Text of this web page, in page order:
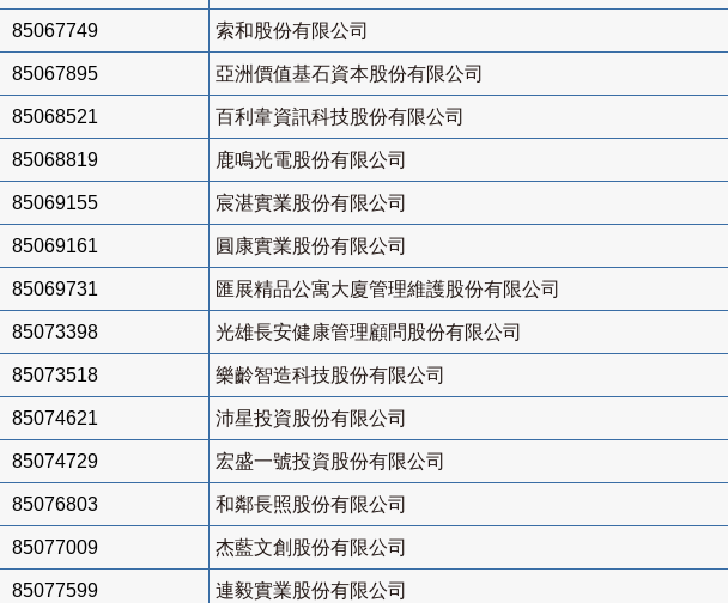
85067749 索和股份有限公司
85067895 亞洲價值基石資本股份有限公司
85068521 百利韋資訊科技股份有限公司
85068819 鹿鳴光電股份有限公司
85069155 宸湛實業股份有限公司
85069161 圓康實業股份有限公司
85069731 匯展精品公寓大廈管理維護股份有限公司
85073398 光雄長安健康管理顧問股份有限公司
85073518 樂齡智造科技股份有限公司
85074621 沛星投資股份有限公司
85074729 宏盛一號投資股份有限公司
85076803 和鄰長照股份有限公司
85077009 杰藍文創股份有限公司
85077599 連毅實業股份有限公司